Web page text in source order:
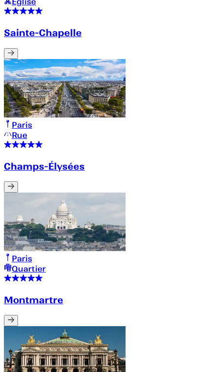
Sainte-Chapelle
Paris
Rue
Champs-Élysées
Paris
Quartier
Montmartre